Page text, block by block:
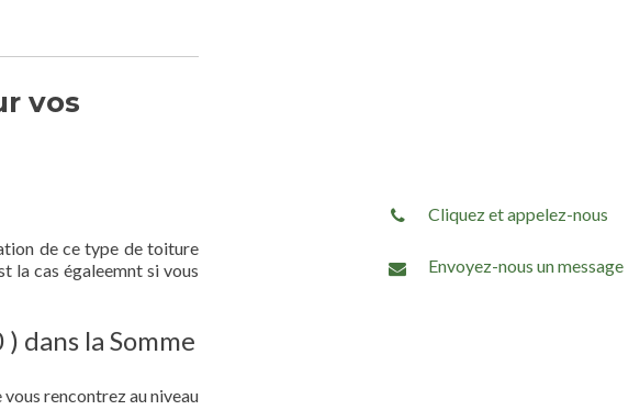
vos
de ce type de toiture
la cas égaleemnt si vous
dans la Somme
rencontrez au niveau
Cliquez et appelez-nous
Envoyez-nous un message